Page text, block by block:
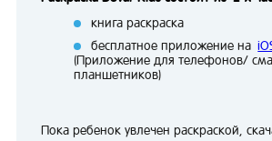
книга раскраска
бесплатное приложение на
(Приложение для телефонов/
планшетников)
Пока ребенок увлечен раскраской,